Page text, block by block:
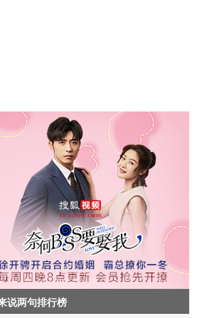
说两句排行榜